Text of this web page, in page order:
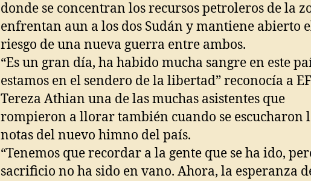
donde se concentran los recursos petroleros de la
enfrentan aun a los dos Sudán y mantiene abierto
riesgo de una nueva guerra entre ambos.
“Es un gran día, ha habido mucha sangre en este
estamos en el sendero de la libertad” reconocía a
Tereza Athian una de las muchas asistentes que
rompieron a llorar también cuando se escucharon
notas del nuevo himno del país.
“Tenemos que recordar a la gente que se ha ido,
sacrificio no ha sido en vano. Ahora, la esperanza